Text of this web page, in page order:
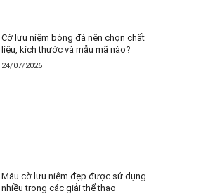
Cờ lưu niệm bóng đá nên chọn chất
liệu, kích thước và mẫu mã nào?
24/07/2026
Mẫu cờ lưu niệm đẹp được sử dụng
nhiều trong các giải thể thao